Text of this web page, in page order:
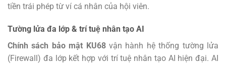
tiền trái phép từ ví cá nhân của hội viên.
Tường lửa đa lớp & trí tuệ nhân tạo AI
Chính sách bảo mật KU68vận hành hệ thống tường lửa
(Firewall) đa lớp kết hợp với trí tuệ nhân tạo AI hiện đại. AI